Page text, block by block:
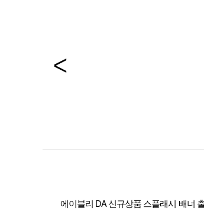
에이블리 DA 신규상품스플래시 배너